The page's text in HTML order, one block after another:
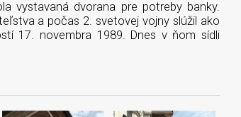
vystavaná dvorana pre potreby banky.
a počas 2. svetovej vojny slúžil ako
17. novembra 1989. Dnes v ňom sídli